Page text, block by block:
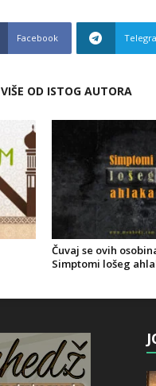
Facebook
VIŠE OD ISTOG AUTORA
Čuvaj se ovih
Simptomi lošeg